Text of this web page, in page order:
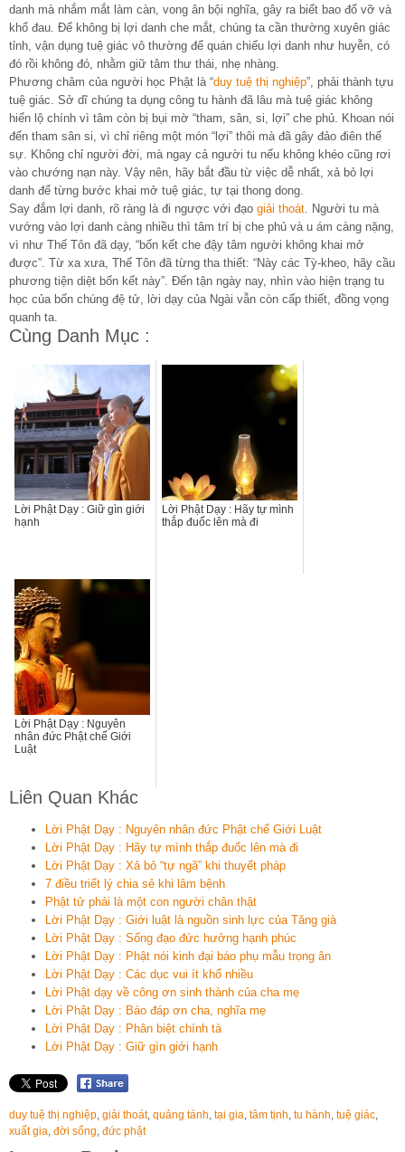
danh mà nhắm mắt làm càn, vong ân bội nghĩa, gây ra biết bao đổ vỡ và
khổ đau. Để không bị lợi danh che mắt, chúng ta cần thường xuyên giác
tỉnh, vận dụng tuệ giác vô thường để quán chiếu lợi danh như huyễn, có
đó rồi không đó, nhằm giữ tâm thư thái, nhẹ nhàng.
Phương châm của người học Phật là “duy tuệ thị nghiệp”, phải thành tựu
tuệ giác. Sở dĩ chúng ta dụng công tu hành đã lâu mà tuệ giác không
hiển lộ chính vì tâm còn bị bụi mờ “tham, sân, si, lợi” che phủ. Khoan nói
đến tham sân si, vì chỉ riêng một món “lợi” thôi mà đã gây đảo điên thế
sự. Không chỉ người đời, mà ngay cả người tu nếu không khéo cũng rơi
vào chướng nạn này. Vậy nên, hãy bắt đầu từ việc dễ nhất, xả bỏ lợi
danh để từng bước khai mở tuệ giác, tự tại thong dong.
Say đắm lợi danh, rõ ràng là đi ngược với đạo giải thoát. Người tu mà
vướng vào lợi danh càng nhiều thì tâm trí bị che phủ và u ám càng nặng,
vì như Thế Tôn đã dạy, “bốn kết che đậy tâm người không khai mở
được”. Từ xa xưa, Thế Tôn đã từng tha thiết: “Này các Tỳ-kheo, hãy cầu
phương tiện diệt bốn kết này”. Đến tận ngày nay, nhìn vào hiện trạng tu
học của bốn chúng đệ tử, lời dạy của Ngài vẫn còn cấp thiết, đồng vọng
quanh ta.
Cùng Danh Mục :
Lời Phật Dạy : Giữ gìn giới
hạnh
Lời Phật Dạy : Hãy tự mình
thắp đuốc lên mà đi
Lời Phật Dạy : Nguyên
nhân đức Phật chế Giới
Luật
Liên Quan Khác
Lời Phật Dạy : Nguyên nhân đức Phật chế Giới Luật
Lời Phật Dạy : Hãy tự mình thắp đuốc lên mà đi
Lời Phật Dạy : Xả bỏ “tự ngã” khi thuyết pháp
7 điều triết lý chia sẻ khi lâm bệnh
Phật tử phải là một con người chân thật
Lời Phật Dạy : Giới luật là nguồn sinh lực của Tăng già
Lời Phật Dạy : Sống đạo đức hưởng hạnh phúc
Lời Phật Dạy : Phật nói kinh đại báo phụ mẫu trọng ân
Lời Phật Dạy : Các dục vui ít khổ nhiều
Lời Phật dạy về công ơn sinh thành của cha mẹ
Lời Phật Dạy : Báo đáp ơn cha, nghĩa mẹ
Lời Phật Dạy : Phân biệt chính tà
Lời Phật Dạy : Giữ gìn giới hạnh
duy tuệ thị nghiệp, giải thoát, quảng tánh, tại gia, tâm tịnh, tu hành, tuệ giác,
xuất gia, đời sống, đức phật